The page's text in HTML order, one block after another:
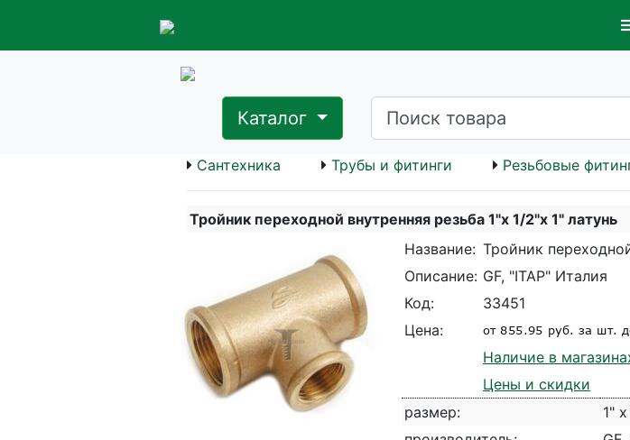
Каталог
Сантехника Трубы и фитинги Резьбовые
Тройник переходной внутренняя резьба 1"х 1/2"х 1" латунь
Название: Тройник
Описание: GF, "ITAP" Италия
Код:
33451
Цена:
Наличие в
Цены и скидки
размер:
1"